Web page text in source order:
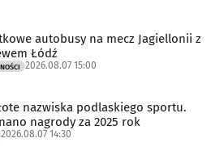
autobusy na mecz Jagiellonii z
Łódź
2026.08.07 15:00
nazwiska podlaskiego sportu.
nagrody za 2025 rok
2026.08.07 14:30